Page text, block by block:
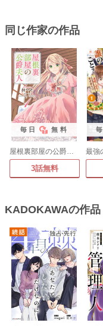
同じ作家の作品
毎日 無料
屋根裏部屋の公爵夫人
3話無料
KADOKAWAの作品